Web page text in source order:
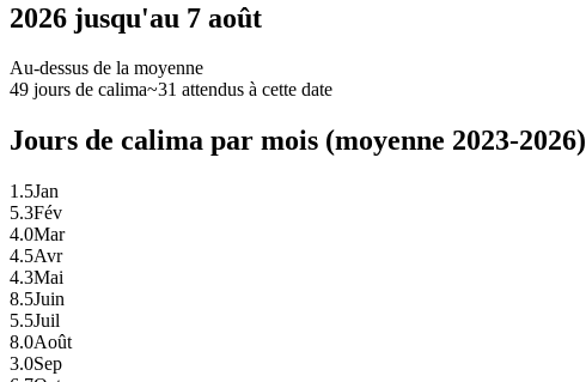
2026 jusqu'au 7 août
Au-dessus de la moyenne
49 jours de calima~31 attendus à cette date
Jours de calima par mois (moyenne 2023-2026)
1.5Jan
5.3Fév
4.0Mar
4.5Avr
4.3Mai
8.5Juin
5.5Juil
8.0Août
3.0Sep